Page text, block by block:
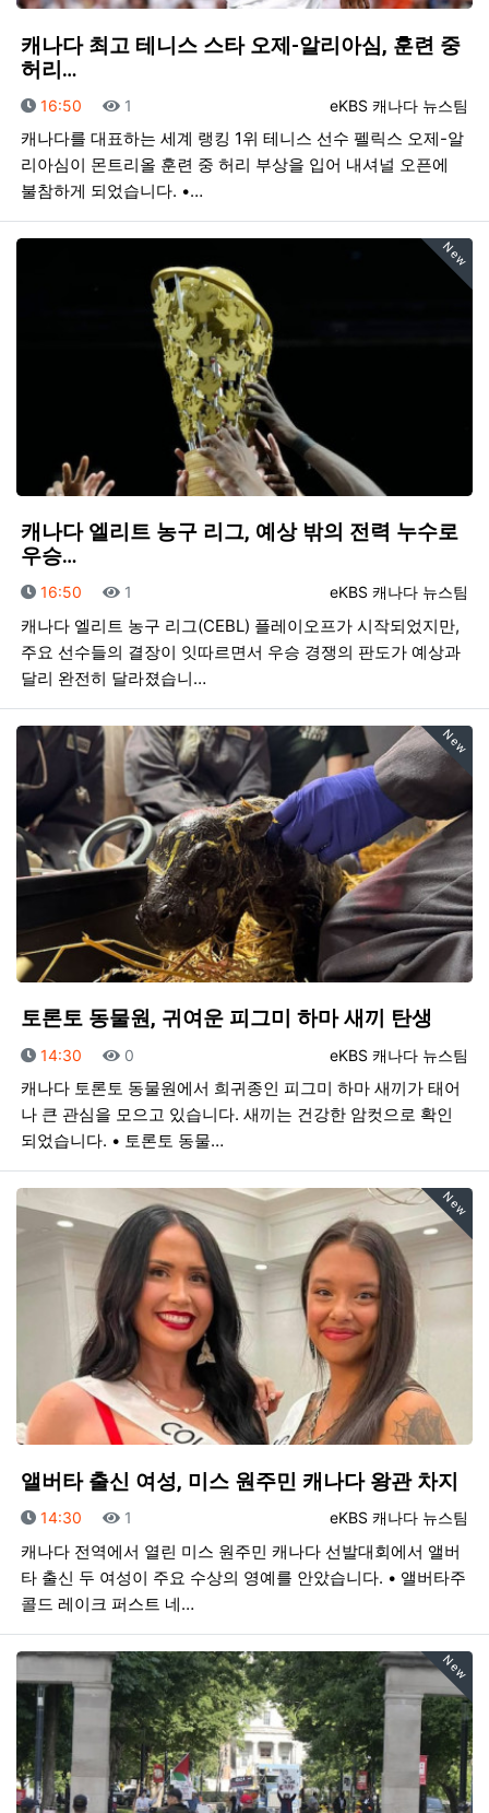
캐나다 최고 테니스 스타 오제-알리아심, 훈련 중
허리…
등록자
eKBS 캐나다 뉴스팀
등록일
16:50 조회
1
캐나다를 대표하는 세계 랭킹 1위 테니스 선수 펠릭스 오제-알
리아심이 몬트리올 훈련 중 허리 부상을 입어 내셔널 오픈에
불참하게 되었습니다. •…
New
캐나다 엘리트 농구 리그, 예상 밖의 전력 누수로
우승…
등록자
eKBS 캐나다 뉴스팀
등록일
16:50 조회
1
캐나다 엘리트 농구 리그(CEBL) 플레이오프가 시작되었지만,
주요 선수들의 결장이 잇따르면서 우승 경쟁의 판도가 예상과
달리 완전히 달라졌습니…
New
토론토 동물원, 귀여운 피그미 하마 새끼 탄생
등록자
eKBS 캐나다 뉴스팀
등록일
14:30 조회
0
캐나다 토론토 동물원에서 희귀종인 피그미 하마 새끼가 태어
나 큰 관심을 모으고 있습니다. 새끼는 건강한 암컷으로 확인
되었습니다. • 토론토 동물…
New
앨버타 출신 여성, 미스 원주민 캐나다 왕관 차지
등록자
eKBS 캐나다 뉴스팀
등록일
14:30 조회
1
캐나다 전역에서 열린 미스 원주민 캐나다 선발대회에서 앨버
타 출신 두 여성이 주요 수상의 영예를 안았습니다. • 앨버타주
콜드 레이크 퍼스트 네…
New